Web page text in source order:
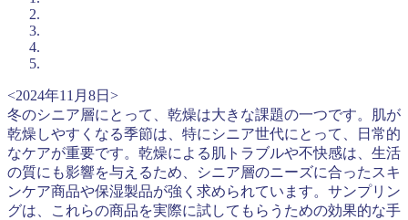
<2024年11月8日>
冬のシニア層にとって、乾燥は大きな課題の一つです。肌が
乾燥しやすくなる季節は、特にシニア世代にとって、日常的
なケアが重要です。乾燥による肌トラブルや不快感は、生活
の質にも影響を与えるため、シニア層のニーズに合ったスキ
ンケア商品や保湿製品が強く求められています。サンプリン
グは、これらの商品を実際に試してもらうための効果的な手